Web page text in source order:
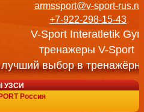
armssport@v-sport-rus.ru
+7-922-298-15-43
V-Sport Interatletik
тренажеры V-Sport
лучший выбор в
УЗСИ
Россия